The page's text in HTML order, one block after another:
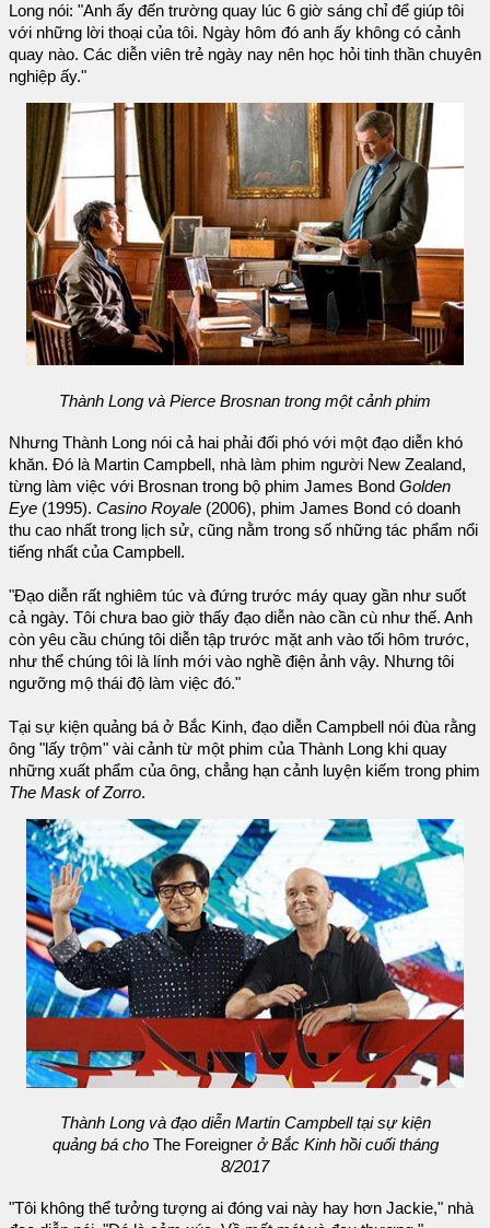
Long nói: "Anh ấy đến trường quay lúc 6 giờ sáng chỉ để giúp tôi
với những lời thoại của tôi. Ngày hôm đó anh ấy không có cảnh
quay nào. Các diễn viên trẻ ngày nay nên học hỏi tinh thần chuyên
nghiệp ấy."
Thành Long và Pierce Brosnan trong một cảnh phim
Nhưng Thành Long nói cả hai phải đối phó với một đạo diễn khó
khăn. Đó là Martin Campbell, nhà làm phim người New Zealand,
từng làm việc với Brosnan trong bộ phim James Bond Golden
Eye (1995). Casino Royale (2006), phim James Bond có doanh
thu cao nhất trong lịch sử, cũng nằm trong số những tác phẩm nổi
tiếng nhất của Campbell.
"Đạo diễn rất nghiêm túc và đứng trước máy quay gần như suốt
cả ngày. Tôi chưa bao giờ thấy đạo diễn nào cần cù như thế. Anh
còn yêu cầu chúng tôi diễn tập trước mặt anh vào tối hôm trước,
như thể chúng tôi là lính mới vào nghề điện ảnh vậy. Nhưng tôi
ngưỡng mộ thái độ làm việc đó."
Tại sự kiện quảng bá ở Bắc Kinh, đạo diễn Campbell nói đùa rằng
ông "lấy trộm" vài cảnh từ một phim của Thành Long khi quay
những xuất phẩm của ông, chẳng hạn cảnh luyện kiếm trong phim
The Mask of Zorro.
Thành Long và đạo diễn Martin Campbell tại sự kiện
quảng bá choThe Foreigner ở Bắc Kinh hồi cuối tháng
8/2017
"Tôi không thể tưởng tượng ai đóng vai này hay hơn Jackie," nhà